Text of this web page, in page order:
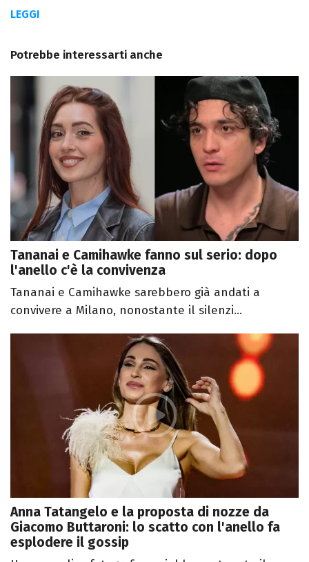
LEGGI
Potrebbe interessarti anche
Tananai e Camihawke fanno sul serio: dopo
l'anello c'è la convivenza
Tananai e Camihawke sarebbero già andati a
convivere a Milano, nonostante il silenzi...
Anna Tatangelo e la proposta di nozze da
Giacomo Buttaroni: lo scatto con l'anello fa
esplodere il gossip